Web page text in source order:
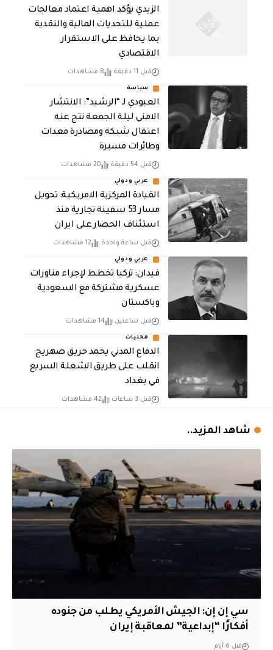
الزيدي يؤكد اهمية اعتماد معالجات
عملية للتحديات المالية والنقدية
بما يحافظ على الاستقرار
الاقتصادي
قبل 11 دقيقة 8 مشاهدات
سياسة
العبودي لـ “الرشيد”: الانتشار
الامني ليلة الجمعة نتج عنه
اعتقال شبكة ومصادرة معدات
وطائرات مسيرة
قبل 54 دقيقة 20 مشاهدات
عربي ودولي
القيادة المركزية الامريكية: تحويل
مسار 53 سفينة تجارية منذ
استئناف الحصار على ايران
قبل ساعة واحدة 12 مشاهدات
عربي ودولي
فيدان: تركيا تخطط لإجراء مناورات
عسكرية مشتركة مع السعودية
وباكستان
قبل ساعتين 14 مشاهدات
محليات
الدفاع المدني يخمد حريق صهريج
انقلب على طريق الشعلة السريع
في بغداد
قبل 3 ساعات 42 مشاهدات
شاهد المزيد..
سي إن إن: الجيش الأمريكي يطلب من جنوده
أفكارًا “إبداعية” لمعاقبة إيران
قبل 6 أيام